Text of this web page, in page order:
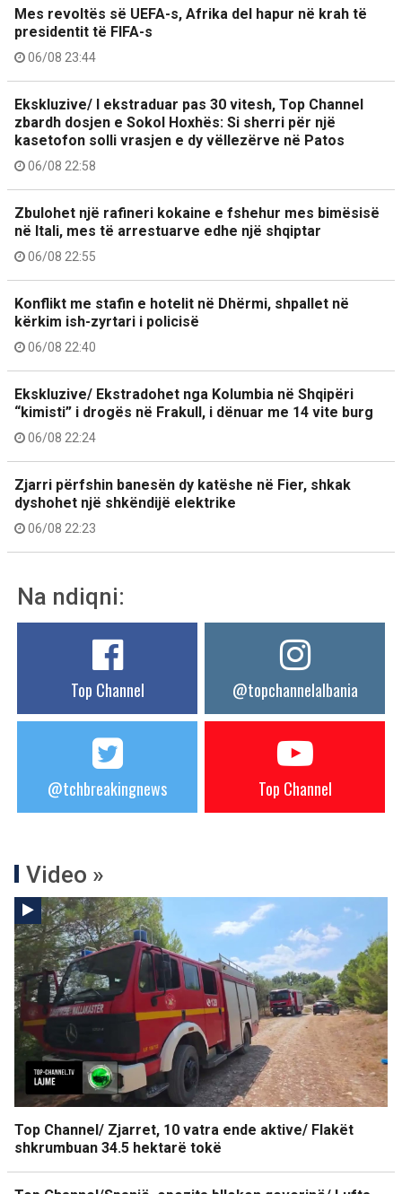
Mes revoltës së UEFA-s, Afrika del hapur në krah të
presidentit të FIFA-s
06/08 23:44
Ekskluzive/ I ekstraduar pas 30 vitesh, Top Channel
zbardh dosjen e Sokol Hoxhës: Si sherri për një
kasetofon solli vrasjen e dy vëllezërve në Patos
06/08 22:58
Zbulohet një rafineri kokaine e fshehur mes bimësisë
në Itali, mes të arrestuarve edhe një shqiptar
06/08 22:55
Konflikt me stafin e hotelit në Dhërmi, shpallet në
kërkim ish-zyrtari i policisë
06/08 22:40
Ekskluzive/ Ekstradohet nga Kolumbia në Shqipëri
“kimisti” i drogës në Frakull, i dënuar me 14 vite burg
06/08 22:24
Zjarri përfshin banesën dy katëshe në Fier, shkak
dyshohet një shkëndijë elektrike
06/08 22:23
Na ndiqni:
Top Channel @topchannelalbania
@tchbreakingnews Top Channel
Video »
Top Channel/ Zjarret, 10 vatra ende aktive/ Flakët
shkrumbuan 34.5 hektarë tokë